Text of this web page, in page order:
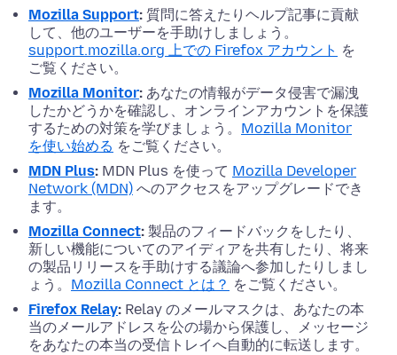
Mozilla Support: 質問に答えたりヘルプ記事に貢献
して、他のユーザーを手助けしましょう。
support.mozilla.org 上での Firefox アカウント を
ご覧ください。
Mozilla Monitor: あなたの情報がデータ侵害で漏洩
したかどうかを確認し、オンラインアカウントを保護
するための対策を学びましょう。 Mozilla Monitor
を使い始める をご覧ください。
MDN Plus: MDN Plus を使って Mozilla Developer
Network (MDN) へのアクセスをアップグレードでき
ます。
Mozilla Connect: 製品のフィードバックをしたり、
新しい機能についてのアイディアを共有したり、将来
の製品リリースを手助けする議論へ参加したりしまし
ょう。 Mozilla Connect とは？ をご覧ください。
Firefox Relay: Relay のメールマスクは、あなたの本
当のメールアドレスを公の場から保護し、メッセージ
をあなたの本当の受信トレイへ自動的に転送します。